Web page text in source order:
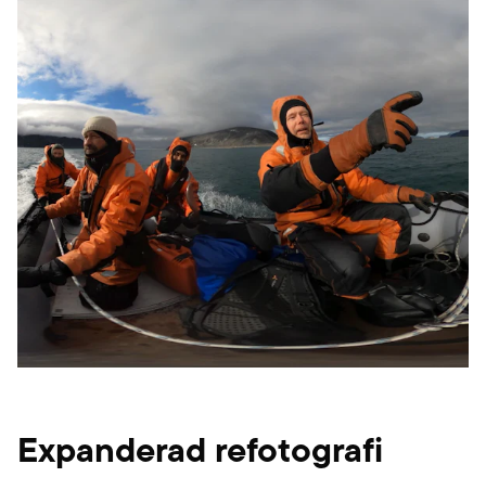
Expanderad refotografi